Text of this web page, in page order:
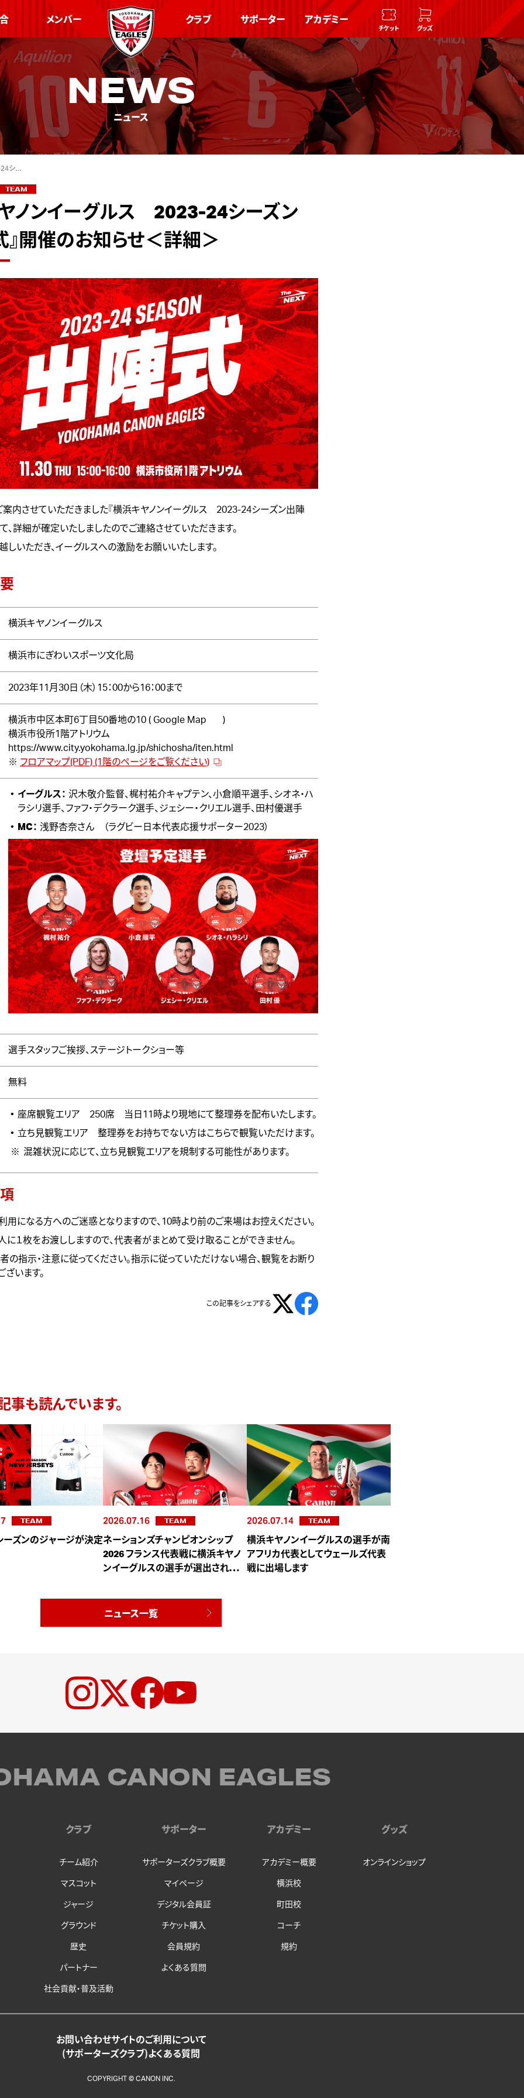
メンバー クラブ サポーター アカデミー
チケット グッズ
NEWS
ニュース
24シ…
TEAM
ノンイーグルス 2023-24シーズン
』開催のお知らせ＜詳細＞
案内させていただきました『横浜キヤノンイーグルス 2023-24シーズン出陣
、詳細が確定いたしましたのでご連絡させていただきます。
しいただき、イーグルスへの激励をお願いいたします。
横浜キヤノンイーグルス
横浜市にぎわいスポーツ文化局
2023年11月30日（木）15：00から16：00まで
横浜市中区本町6丁目50番地の10 ( Google Map
)
横浜市役所1階アトリウム
https://www.city.yokohama.lg.jp/shichosha/iten.html
※ フロアマップ(PDF) (1階のページをご覧ください)
イーグルス： 沢木敬介監督、梶村祐介キャプテン、小倉順平選手、シオネ・ハ
ラシリ選手、ファフ・デクラーク選手、ジェシー・クリエル選手、田村優選手
MC： 浅野杏奈さん （ラグビー日本代表応援サポーター2023）
選手スタッフご挨拶、ステージトークショー等
無料
座席観覧エリア 250席 当日11時より現地にて整理券を配布いたします。
立ち見観覧エリア 整理券をお持ちでない方はこちらで観覧いただけます。
混雑状況に応じて、立ち見観覧エリアを規制する可能性があります。
用になる方へのご迷惑となりますので、 10時より前のご来場はお控えください。
に１枚をお渡ししますので、代表者がまとめて受け取ることができません。
の指示・注意に従ってください。指示に従っていただけない場合、観覧をお断り
ざいます。
この記事をシェアする
事も読んでいます。
TEAM
ズンのジャージが決定
2026.07.16 TEAM
ネーションズチャンピオンシップ
2026 フランス代表戦に横浜キヤノ
ンイーグルスの選手が選出されまし
2026.07.14 TEAM
横浜キヤノンイーグルスの選手が南
アフリカ代表としてウェールズ代表
戦に出場します
ニュース一覧
CANON EAGLES
クラブ
チーム紹介
マスコット
ジャージ
グラウンド
歴史
パートナー
社会貢献・普及活動
サポーター
サポーターズクラブ概要
マイページ
デジタル会員証
チケット購入
会員規約
よくある質問
アカデミー
アカデミー概要
横浜校
町田校
コーチ
規約
グッズ
オンラインショップ
お問い合わせサイトのご利用について
(サポーターズクラブ)よくある質問
COPYRIGHT © CANON INC.